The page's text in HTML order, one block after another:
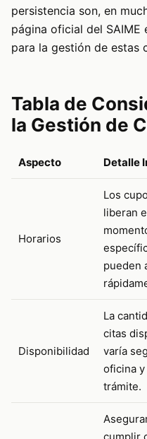
persistencia son, en
página oficial del
para la gestión de estas
Tabla de
la Gestión de
Aspecto Detalle
Horarios
Los
liberan
pueden
Disponibilidad
La
citas
varía
oficina
trámite.